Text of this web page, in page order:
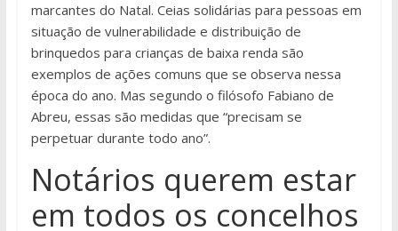
marcantes do Natal. Ceias solidárias para pessoas em
situação de vulnerabilidade e distribuição de
brinquedos para crianças de baixa renda são
exemplos de ações comuns que se observa nessa
época do ano. Mas segundo o filósofo Fabiano de
Abreu, essas são medidas que “precisam se
perpetuar durante todo ano”.
Notários querem estar
em todos os concelhos